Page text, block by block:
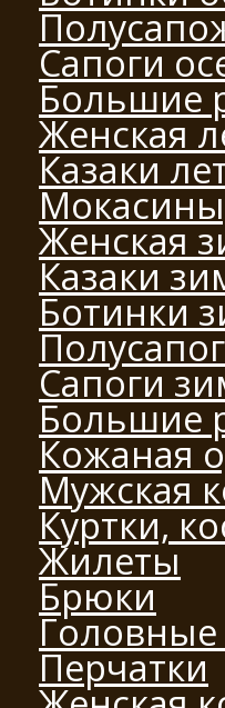
Сапоги
Большие
Женская
Казаки
Женская
Казаки
Ботинки
Сапоги
Большие
Кожаная
Мужская
Куртки,
Жилеты
Брюки
Перчатки